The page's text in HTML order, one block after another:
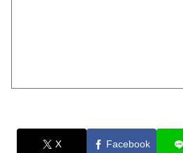
X Facebook